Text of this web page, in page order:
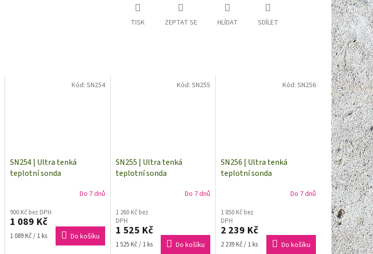
TISK ZEPTAT SE HLÍDAT SDÍLET
SN254 | Ultra tenká
teplotní sonda
Do 7 dnů
900 Kč bez DPH
1 089 Kč
Měrná
1 089 Kč / 1 ks Do košíku
Kód: SN254
SN255 | Ultra tenká
teplotní sonda
metrů | bez konektoruDo 7 dnů
1 260 Kč bez
DPH
1 525 Kč
Měrná
1 525 Kč / 1 ks Do košíku
Kód:SN255
SN256 | Ultra tenká
teplotní sonda
metrů | bez konektoruDo 7 dnů
1 850 Kč bez
DPH
2 239 Kč
Měrná
2 239 Kč / 1 ks Do košíku
Kód: SN256